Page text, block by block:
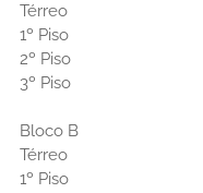
Térreo
1º Piso
2º Piso
3º Piso
Bloco B
Térreo
1º Piso